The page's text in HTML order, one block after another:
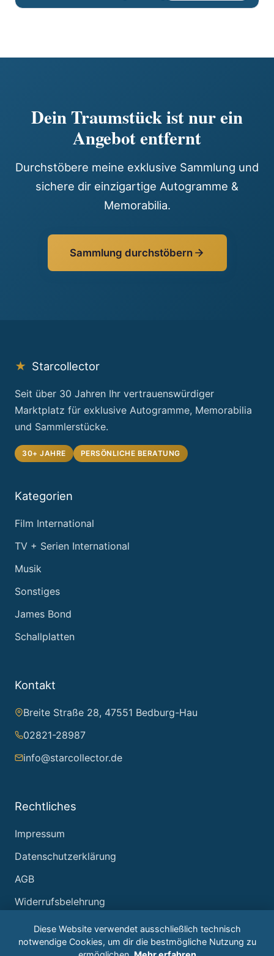
Dein Traumstück ist nur ein
Angebot entfernt
Durchstöbere meine exklusive Sammlung und
sichere dir einzigartige Autogramme &
Memorabilia.
Sammlung durchstöbern
★ Starcollector
Seit über 30 Jahren Ihr vertrauenswürdiger
Marktplatz für exklusive Autogramme, Memorabilia
und Sammlerstücke.
30+ JAHRE PERSÖNLICHE BERATUNG
Kategorien
Film International
TV + Serien International
Musik
Sonstiges
James Bond
Schallplatten
Kontakt
Breite Straße 28, 47551 Bedburg-Hau
02821-28987
info@starcollector.de
Rechtliches
Impressum
Datenschutzerklärung
AGB
Widerrufsbelehrung
Diese Website verwendet ausschließlich technisch
notwendige Cookies, um dir die bestmögliche Nutzung zu